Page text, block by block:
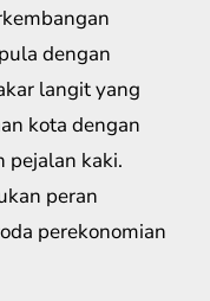
dengan
langit yang
kota dengan
pejalan kaki.
peran
perekonomian